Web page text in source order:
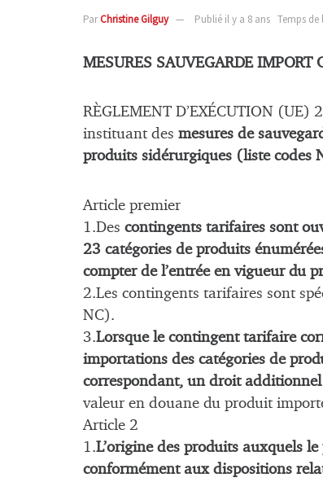
ParChristine Gilguy Publié il y a 8 ans Temps de
MESURES SAUVEGARDE IMPORT
RÈGLEMENT D’EXÉCUTION
instituant des mesures de
produits sidérurgiques (liste codes
Article premier
1.Des contingents tarifaires sont
23 catégories de produits
compter de l’entrée en vigueur du
2.Les contingents tarifaires sont
NC).
3.Lorsque le contingent tarifaire
importations des catégories de
correspondant, un droit additionnel
valeur en douane du produit
Article 2
1.L’origine des produits auxquels
conformément aux dispositions